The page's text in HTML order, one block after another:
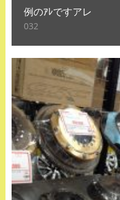
例のｱﾚですアレ
032